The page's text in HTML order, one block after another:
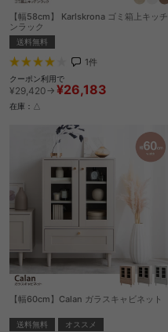
【幅58cm】 Karlskrona ゴミ箱上キッチ
ンラック
送料無料
1件
クーポン利用で
¥29,420→ ¥26,183
在庫：△
【幅60cm】Calan ガラスキャビネット
送料無料 オススメ